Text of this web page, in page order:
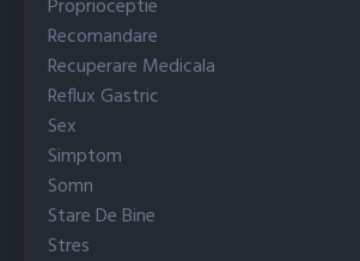
Proprioceptie
Recomandare
Recuperare Medicala
Reflux Gastric
Sex
Simptom
Somn
Stare De Bine
Stres